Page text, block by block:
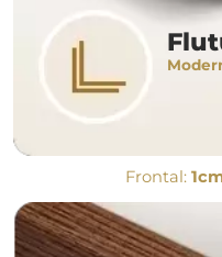
Frontal: